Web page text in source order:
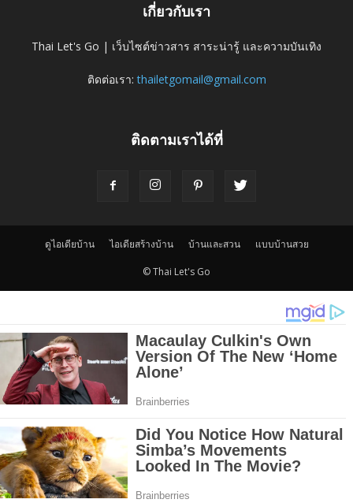
เกี่ยวกับเรา
Thai Let's Go | เว็บไซต์ข่าวสาร สาระน่ารู้ และความบันเทิง
ติดต่อเรา:thailetgomail@gmail.com
ติดตามเราได้ที่
ดูไอเดียบ้าน ไอเดียสร้างบ้าน บ้านและสวน แบบบ้านสวย
© Thai Let's Go